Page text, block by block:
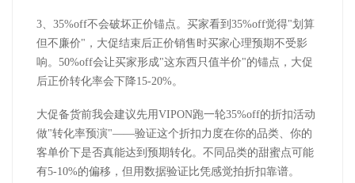
3、 35%off不会破坏正价锚点。买家看到 35%off觉得"划算
但不廉价" ，大促结束后正价销售时买家心理预期不受影
响。 50%off会让买家形成"这东西只值半价"的锚点，大促
后正价转化率会下降15-20%。
大促备货前我会建议先用VIPON跑一轮35%off的折扣活动
做"转化率预演"——验证这个折扣力度在你的品类、你的
客单价下是否真能达到预期转化。不同品类的甜蜜点可能
有5-10%的偏移，但用数据验证比凭感觉拍折扣靠谱。